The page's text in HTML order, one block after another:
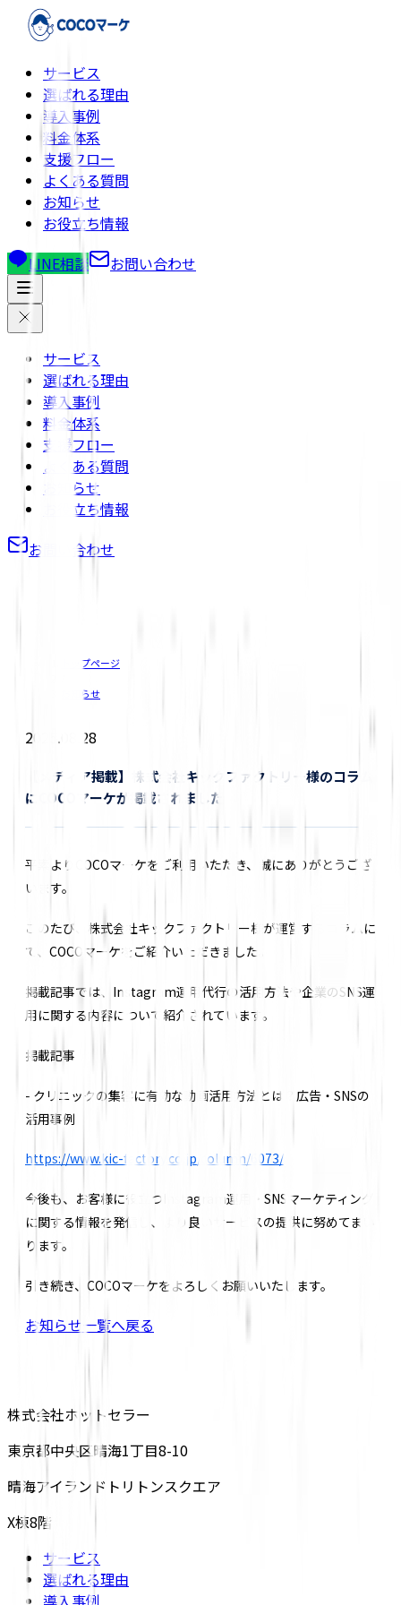
サービス
選ばれる理由
導入事例
料金体系
支援フロー
よくある質問
お知らせ
お役立ち情報
LINE相談
お問い合わせ
サービス
選ばれる理由
導入事例
料金体系
支援フロー
よくある質問
お知らせ
お役立ち情報
お問い合わせ
トップページ
お知らせ
2025.08.28
【メディア掲載】株式会社キックファクトリー様のコラム
にCOCOマーケが掲載されました
平素よりCOCOマーケをご利用いただき、誠にありがとうござ
います。
このたび、株式会社キックファクトリー様が運営するコラムに
て、COCOマーケをご紹介いただきました。
掲載記事では、Instagram運用代行の活用方法や企業のSNS運
用に関する内容について紹介されています。
掲載記事
- クリニックの集客に有効な動画活用方法とは？広告・SNSの
活用事例
https://www.kic-factory.co.jp/column/6073/
今後も、お客様に役立つInstagram運用・SNSマーケティング
に関する情報を発信し、より良いサービスの提供に努めてまい
ります。
引き続き、COCOマーケをよろしくお願いいたします。
お知らせ一覧へ戻る
株式会社ホットセラー
東京都中央区晴海1丁目8-10
晴海アイランドトリトンスクエア
X棟8階
サービス
選ばれる理由
導入事例